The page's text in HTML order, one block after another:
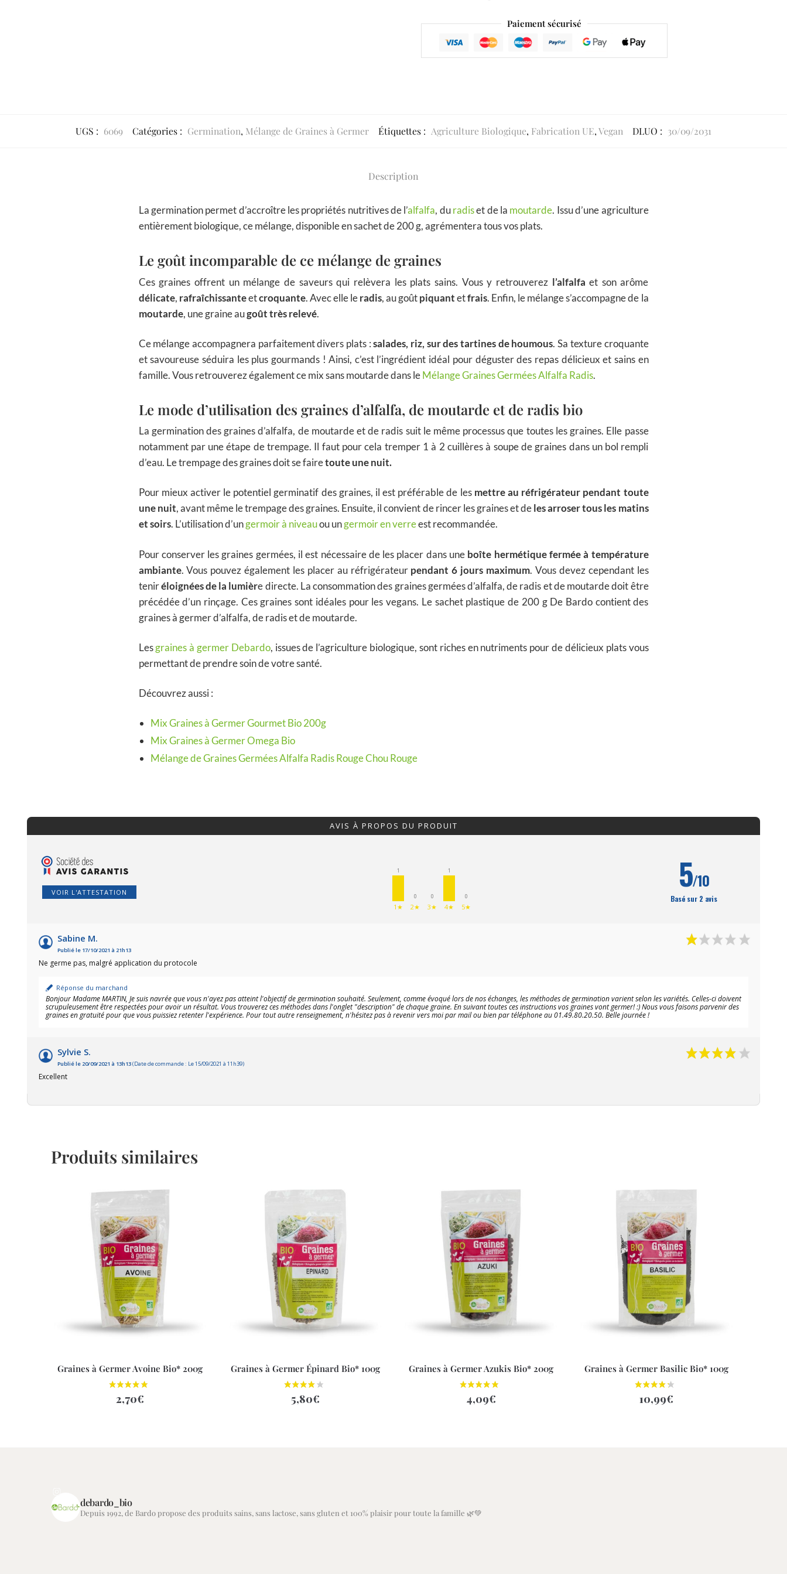
Paiement sécurisé
UGS : 6069 Catégories : Germination, Mélange de Graines à Germer Étiquettes : Agriculture Biologique, Fabrication UE,Vegan DLUO : 30/09/2031
Description
La germination permet d’accroître les propriétés nutritives de l’alfalfa, duradiset de la moutarde. Issu d’une agriculture
entièrement biologique, ce mélange, disponible en sachet de 200 g, agrémentera tous vos plats.
Le goût incomparable de ce mélange de graines
Ces graines offrent un mélange de saveurs qui relèvera les plats sains. Vous y retrouverez l’alfalfa et son arôme
délicate, rafraîchissanteetcroquante. Avec elle leradis, au goûtpiquantetfrais. Enfin, le mélange s’accompagne de la
moutarde, une graine augoût très relevé.
Ce mélange accompagnera parfaitement divers plats :salades, riz, sur des tartines de houmous. Sa texture croquante
et savoureuse séduira les plus gourmands ! Ainsi, c’est l’ingrédient idéal pour déguster des repas délicieux et sains en
famille. Vous retrouverez également ce mix sans moutarde dans leMélange Graines Germées Alfalfa Radis.
Le mode d’utilisation des graines d’alfalfa, de moutarde et de radis bio
La germination des graines d’alfalfa, de moutarde et de radis suit le même processus que toutes les graines. Elle passe
notamment par une étape de trempage. Il faut pour cela tremper 1 à 2 cuillères à soupe de graines dans un bol rempli
d’eau. Le trempage des graines doit se fairetoute une nuit.
Pour mieux activer le potentiel germinatif des graines, il est préférable de les mettre au réfrigérateur pendant toute
une nuit, avant même le trempage des graines. Ensuite, il convient de rincer les graines et deles arroser tous les matins
et soirs. L’utilisation d’ungermoir à niveauou ungermoir en verreest recommandée.
Pour conserver les graines germées, il est nécessaire de les placer dans une boîte hermétique fermée à température
ambiante. Vous pouvez également les placer au réfrigérateur pendant 6 jours maximum. Vous devez cependant les
teniréloignées de la lumière directe. La consommation des graines germées d’alfalfa, de radis et de moutarde doit être
précédée d’un rinçage. Ces graines sont idéales pour les vegans. Le sachet plastique de 200 g De Bardo contient des
graines à germer d’alfalfa, de radis et de moutarde.
Lesgraines à germer Debardo, issues de l’agriculture biologique, sont riches en nutriments pour de délicieux plats vous
permettant de prendre soin de votre santé.
Découvrez aussi :
Mix Graines à Germer Gourmet Bio 200g
Mix Graines à Germer Omega Bio
Mélange de Graines Germées Alfalfa Radis Rouge Chou Rouge
AVIS À PROPOS DU PRODUIT
VOIR L'ATTESTATION
1
1★
0
2★
0
3★
1
4★
0
5★
5/10
Basé sur 2 avis
Sabine M.
Publié le 17/10/2021 à 21h13
Ne germe pas, malgré application du protocole
Réponse du marchand
Bonjour Madame MARTIN, Je suis navrée que vous n'ayez pas atteint l'objectif de germination souhaité. Seulement, comme évoqué lors de nos échanges, les méthodes de germination varient selon les variétés. Celles-ci doivent
scrupuleusement être respectées pour avoir un résultat. Vous trouverez ces méthodes dans l'onglet "description" de chaque graine. En suivant toutes ces instructions vos graines vont germer! :) Nous vous faisons parvenir des
graines en gratuité pour que vous puissiez retenter l'expérience. Pour tout autre renseignement, n'hésitez pas à revenir vers moi par mail ou bien par téléphone au 01.49.80.20.50. Belle journée !
Sylvie S.
Publié le 20/09/2021 à 13h13(Date de commande : Le 15/09/2021 à 11h39)
Excellent
Produits similaires
Graines à Germer Avoine Bio* 200g
2,70€
Graines à Germer Épinard Bio* 100g
5,80€
Graines à Germer Azukis Bio* 200g
4,09€
Graines à Germer Basilic Bio* 100g
10,99€
debardo_bio
Depuis 1992, de Bardo propose des produits sains, sans lactose, sans gluten et 100% plaisir pour toute la famille 🌿💚